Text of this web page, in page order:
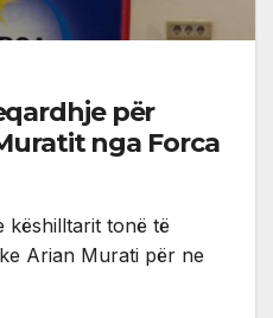
për
nga Forca
këshilltarit tonë të
Arian Murati për ne